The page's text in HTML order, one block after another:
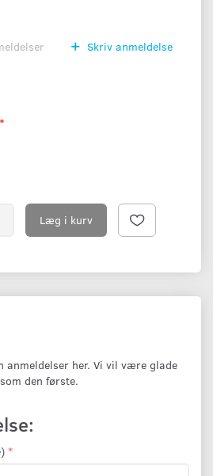
Skriv anmeldelse
Læg i kurv
anmeldelser her. Vi vil være glade
den første.